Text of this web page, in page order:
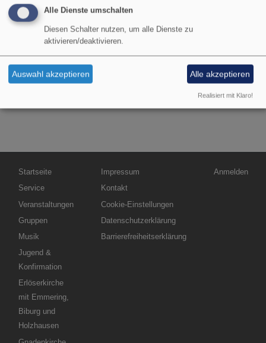
Hauptnavigation
Startseite
Service
Veranstaltungen
Gruppen
Musik
Jugend &
Konfirmation
Erlöserkirche
mit Emmering,
Biburg und
Holzhausen
Fußbereichsmenü
Impressum
Kontakt
Cookie-Einstellungen
Datenschutzerklärung
Barrierefreiheitserklärung
Benutzermenü
Anmelden
Alle Dienste umschalten
Diesen Schalter nutzen, um alle Dienste zu
aktivieren/deaktivieren.
Auswahl akzeptieren Alle akzeptieren
Realisiert mit Klaro!